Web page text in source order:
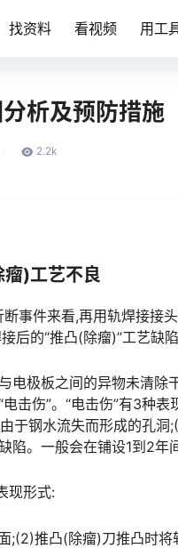
找资料 看视频 用工
析及预防措施
2.2k
瘤)工艺不良
事件来看,再用轨焊接接
后的“推凸(除瘤)”工艺缺陷
电极板之间的异物未清
击伤”。“电击伤”有3种
于钢水流失而形成的孔
陷。一般会在铺设1到2年
现形式:
;(2)推凸(除瘤)刀推凸时